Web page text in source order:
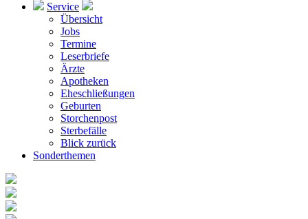
Service
Übersicht
Jobs
Termine
Leserbriefe
Ärzte
Apotheken
Eheschließungen
Geburten
Storchenpost
Sterbefälle
Blick zurück
Sonderthemen